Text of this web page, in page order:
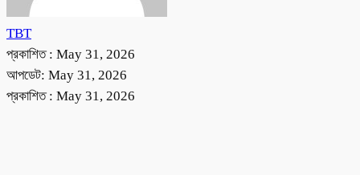
TBT
প্রকাশিত : May 31, 2026
আপডেট: May 31, 2026
প্রকাশিত : May 31, 2026